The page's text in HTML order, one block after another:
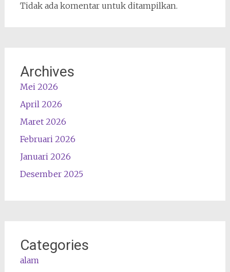
Tidak ada komentar untuk ditampilkan.
Archives
Mei 2026
April 2026
Maret 2026
Februari 2026
Januari 2026
Desember 2025
Categories
alam